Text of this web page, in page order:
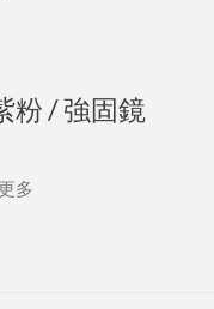
粉 / 強固鏡
多